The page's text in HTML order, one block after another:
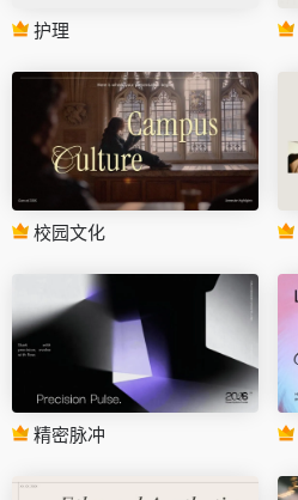
护理
校园文化
精密脉冲